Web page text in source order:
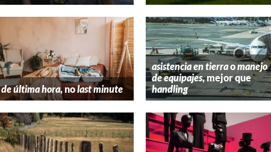
de última hora, nolast minute
asistencia en tierraomanejo
de equipajes, mejor que
handling